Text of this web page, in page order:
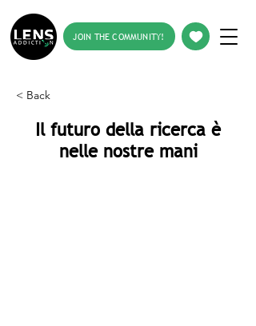
JOIN THE COMMUNITY!
< Back
Il futuro della ricerca è
nelle nostre mani